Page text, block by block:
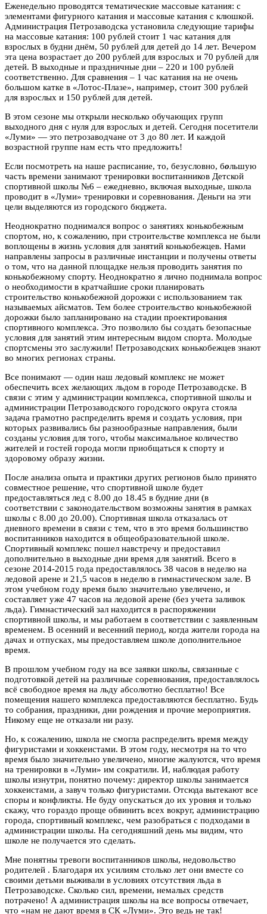
Еженедельно проводятся тематические массовые катания: с
элементами фигурного катания и массовые катания с клюшкой.
Администрация Петрозаводска установила следующие тарифы
на массовые катания: 100 рублей стоит 1 час катания для
взрослых в будни днём, 50 рублей для детей до 14 лет. Вечером
эта цена возрастает до 200 рублей для взрослых и 70 рублей для
детей. В выходные и праздничные дни – 220 и 100 рублей
соответственно. Для сравнения – 1 час катания на не очень
большом катке в «Лотос-Плазе», например, стоит 300 рублей
для взрослых и 150 рублей для детей.
В этом сезоне мы открыли несколько обучающих групп
выходного дня с нуля для взрослых и детей. Сегодня посетители
«Луми» — это петрозаводчане от 3 до 80 лет. И каждой
возрастной группе нам есть что предложить!
Если посмотреть на наше расписание, то, безусловно, большую
часть времени занимают тренировки воспитанников Детской
спортивной школы №6 – ежедневно, включая выходные, школа
проводит в «Луми» тренировки и соревнования. Деньги на эти
цели выделяются из городского бюджета.
Неоднократно поднимался вопрос о занятиях конькобежным
спортом, но, к сожалению, при строительстве комплекса не были
воплощены в жизнь условия для занятий конькобежцев. Нами
направлены запросы в различные инстанции и получены ответы
о том, что на данной площадке нельзя проводить занятия по
конькобежному спорту. Неоднократно я лично поднимала вопрос
о необходимости в кратчайшие сроки планировать
строительство конькобежной дорожки с использованием так
называемых айсматов. Тем более строительство конькобежной
дорожки было запланировано на стадии проектирования
спортивного комплекса. Это позволило бы создать безопасные
условия для занятий этим интересным видом спорта. Молодые
спортсмены это заслужили! Петрозаводских конькобежцев знают
во многих регионах страны.
Все понимают — один наш ледовый комплекс не может
обеспечить всех желающих льдом в городе Петрозаводске. В
связи с этим у администрации комплекса, спортивной школы и
администрации Петрозаводского городского округа стояла
задача грамотно распределить время и создать условия, при
которых развивались бы разнообразные направления, были
созданы условия для того, чтобы максимальное количество
жителей и гостей города могли приобщаться к спорту и
здоровому образу жизни.
После анализа опыта и практики других регионов было принято
совместное решение, что спортивной школе будет
предоставляться лед с 8.00 до 18.45 в будние дни (в
соответствии с законодательством возможны занятия в рамках
школы с 8.00 до 20.00). Спортивная школа отказалась от
дневного времени в связи с тем, что в это время большинство
воспитанников находится в общеобразовательной школе.
Спортивный комплекс пошел навстречу и предоставил
дополнительно в выходные дни время для занятий. Всего в
сезоне 2014-2015 года предоставлялось 38 часов в неделю на
ледовой арене и 21,5 часов в неделю в гимнастическом зале. В
этом учебном году время было значительно увеличено, и
составляет уже 47 часов на ледовой арене (без учета заливок
льда). Гимнастический зал находится в распоряжении
спортивной школы, и мы работаем в соответствии с заявленным
временем. В осенний и весенний период, когда жители города на
дачах и отпусках, мы предоставляем школе дополнительное
время.
В прошлом учебном году на все заявки школы, связанные с
подготовкой детей на различные соревнования, предоставлялось
всё свободное время на льду абсолютно бесплатно! Все
помещения нашего комплекса предоставляются бесплатно. Будь
то собрания, праздники, дни рождения и прочие мероприятия.
Никому еще не отказали ни разу.
Но, к сожалению, школа не смогла распределить время между
фигуристами и хоккеистами. В этом году, несмотря на то что
время было значительно увеличено, многие жалуются, что время
на тренировки в «Луми» им сократили. И, наблюдая работу
школы изнутри, понятно почему: директор школы занимается
хоккеистами, а завуч только фигуристами. Отсюда вытекают все
споры и конфликты. Не буду опускаться до их уровня и только
скажу, что гораздо проще обвинить всех вокруг, администрацию
города, спортивный комплекс, чем разобраться с подходами в
администрации школы. На сегодняшний день мы видим, что
школе не получается это сделать.
Мне понятны тревоги воспитанников школы, недовольство
родителей . Благодаря их усилиям столько лет они вместе со
своими детьми выживали в условиях отсутствия льда в
Петрозаводске. Сколько сил, времени, немалых средств
потрачено! А администрация школы на все вопросы отвечает,
что «нам не дают время в СК «Луми». Это ведь не так!